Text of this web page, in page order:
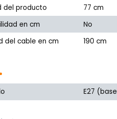
del producto
77 cm
en cm
No
del cable en cm
190 cm
E27